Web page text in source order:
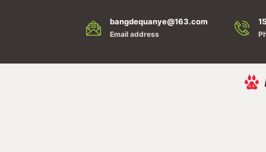
bangdequanye@163.com
Email address